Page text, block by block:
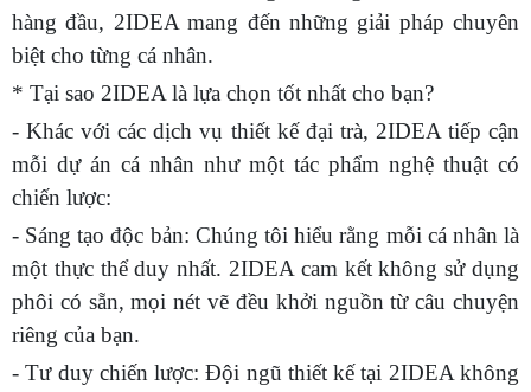
hàng đầu, 2IDEA mang đến những giải pháp chuyên
biệt cho từng cá nhân.
* Tại sao 2IDEA là lựa chọn tốt nhất cho bạn?
- Khác với các dịch vụ thiết kế đại trà, 2IDEA tiếp cận
mỗi dự án cá nhân như một tác phẩm nghệ thuật có
chiến lược:
- Sáng tạo độc bản: Chúng tôi hiểu rằng mỗi cá nhân là
một thực thể duy nhất. 2IDEA cam kết không sử dụng
phôi có sẵn, mọi nét vẽ đều khởi nguồn từ câu chuyện
riêng của bạn.
- Tư duy chiến lược: Đội ngũ thiết kế tại 2IDEA không